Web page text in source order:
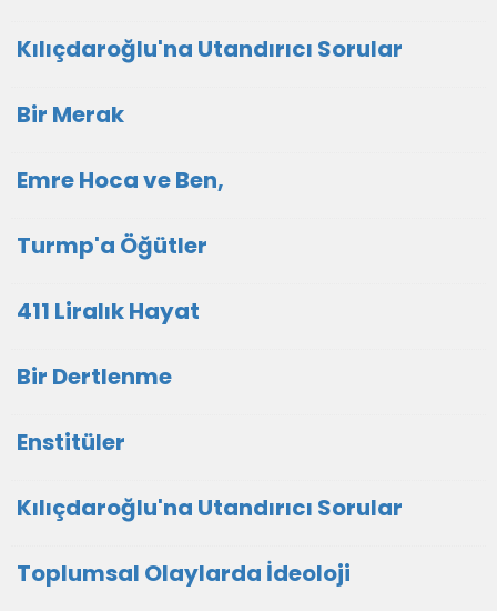
Kılıçdaroğlu'na Utandırıcı Sorular
Bir Merak
Emre Hoca ve Ben,
Turmp'a Öğütler
411 Liralık Hayat
Bir Dertlenme
Enstitüler
Kılıçdaroğlu'na Utandırıcı Sorular
Toplumsal Olaylarda İdeoloji